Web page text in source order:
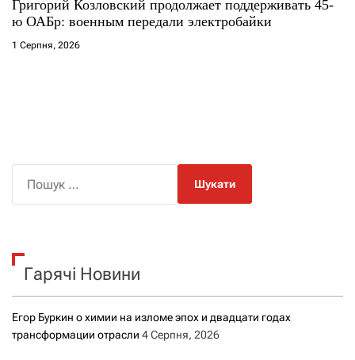
Григорий Козловский продолжает поддерживать 45-
ю ОАБр: военным передали электробайки
1 Серпня, 2026
к
Гарячі Новини
Егор Буркин о химии на изломе эпох и двадцати годах
трансформации отрасли 4 Серпня, 2026